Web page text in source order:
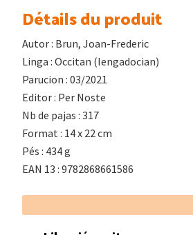
Détails du produit
Autor : Brun, Joan-Frederic
Linga : Occitan (lengadocian)
Parucion : 03/2021
Editor : Per Noste
Nb de pajas : 317
Format : 14 x 22 cm
Pés : 434 g
EAN 13 : 9782868661586
Footer